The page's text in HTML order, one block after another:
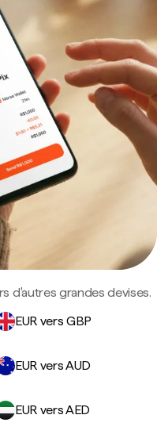
d'autres grandes devises.
EUR vers GBP
EUR vers AUD
EUR vers AED